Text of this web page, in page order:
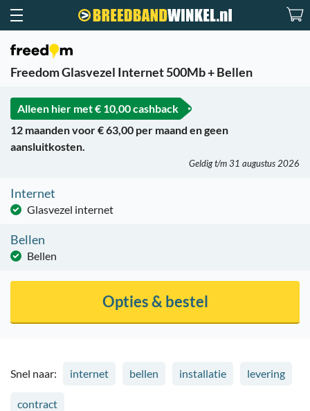
Freedom Glasvezel Internet 500Mb + Bellen
Alleen hier met€ 10,00 cashback
12 maanden voor € 63,00 per maand en geen
aansluitkosten.
Geldig t/m 31 augustus 2026
Internet
Glasvezel internet
Bellen
Bellen
Opties & bestel
Snel naar: internet bellen installatie levering
contract